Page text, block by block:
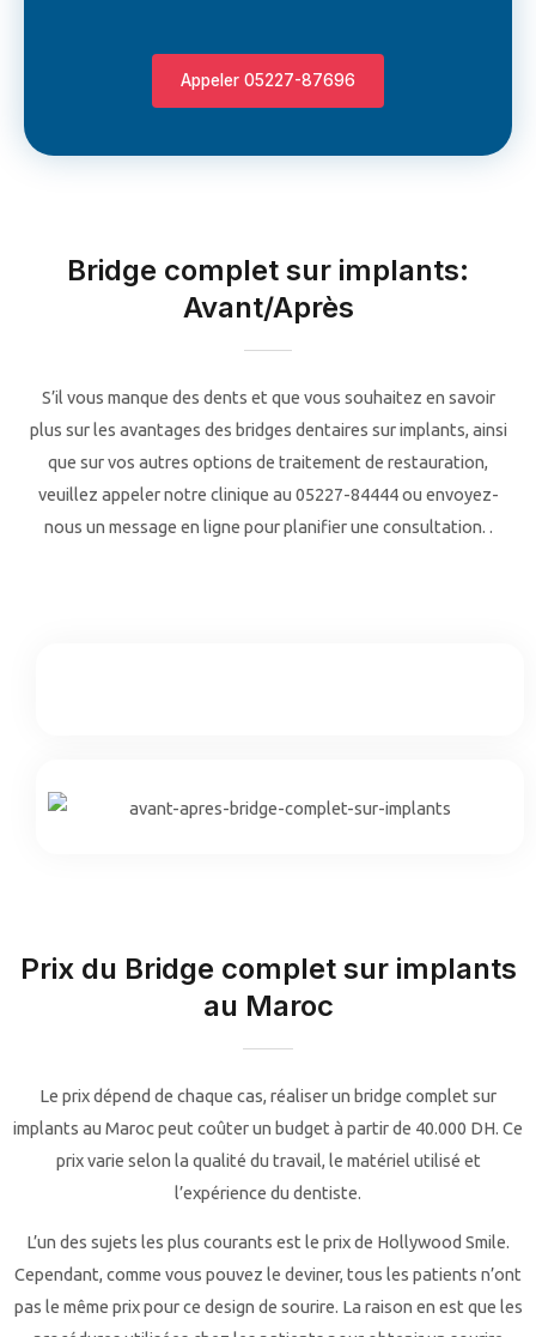
Appeler 05227-87696
Bridge complet sur implants:
Avant/Après
S’il vous manque des dents et que vous souhaitez en savoir
plus sur les avantages des bridges dentaires sur implants, ainsi
que sur vos autres options de traitement de restauration,
veuillez appeler notre clinique au 05227-84444ou envoyez-
nous un message en ligne pour planifier une consultation. .
Prix du Bridge complet sur implants
au Maroc
Le prix dépend de chaque cas, réaliser un bridge complet sur
implants au Maroc peut coûter un budget à partir de 40.000 DH. Ce
prix varie selon la qualité du travail, le matériel utilisé et
l’expérience du dentiste.
L’un des sujets les plus courants est le prix de Hollywood Smile.
Cependant, comme vous pouvez le deviner, tous les patients n’ont
pas le même prix pour ce design de sourire. La raison en est que les